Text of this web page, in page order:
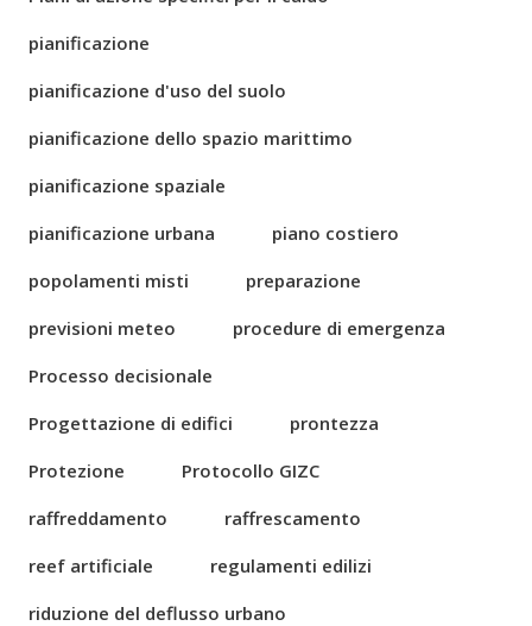
pianificazione
pianificazione d'uso del suolo
pianificazione dello spazio marittimo
pianificazione spaziale
pianificazione urbana
piano costiero
popolamenti misti
preparazione
previsioni meteo
procedure di emergenza
Processo decisionale
Progettazione di edifici
prontezza
Protezione
Protocollo GIZC
raffreddamento
raffrescamento
reef artificiale
regulamenti edilizi
riduzione del deflusso urbano